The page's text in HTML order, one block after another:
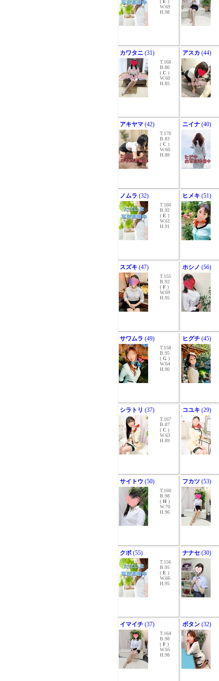
( E )
W.69
H.98
カワタニ (31)
T.168
B.86
( C )
W.60
H.85
アスカ (44)
アキヤマ (42)
T.170
B.83
( C )
W.60
H.88
ニイナ (40)
ノムラ (32)
T.160
B.92
( E )
W.61
H.91
ヒメキ (51)
スズキ (47)
T.155
B.92
( F )
W.69
H.95
ホシノ (56)
サワムラ (49)
T.158
B.95
( G )
W.64
H.90
ヒグチ (45)
シラトリ (37)
T.167
B.87
( C )
W.63
H.89
コユキ (29)
サイトウ (50)
T.160
B.98
( H )
W.70
H.96
フカツ (53)
クボ (55)
T.156
B.95
( E )
W.66
H.95
ナナセ (30)
イマイチ (37)
T.164
B.98
( F )
W.65
H.98
ボタン (32)